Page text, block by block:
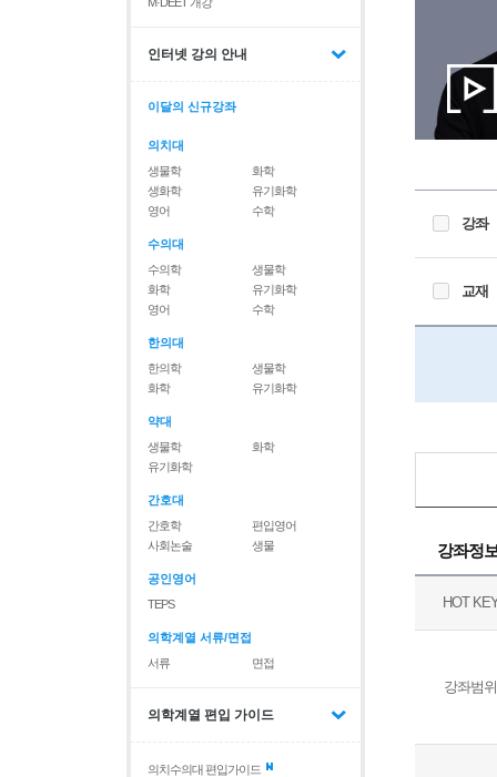
인터넷 강의 안내
이달의 신규강좌
의치대
생물학
화학
생화학
유기화학
영어
수학
수의대
수의학
생물학
화학
유기화학
영어
수학
한의대
한의학
생물학
화학
유기화학
약대
생물학
화학
유기화학
간호대
간호학
편입영어
사회논술
생물
공인영어
TEPS
의학계열 서류/면접
서류
면접
의학계열 편입 가이드
의치수의대 편입가이드
강좌
교재
강좌정
HOT
강좌범위